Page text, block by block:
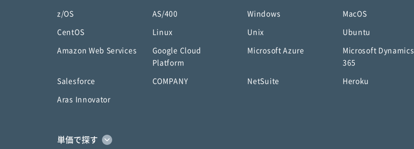
z/OS AS/400 Windows MacOS
CentOS Linux Unix Ubuntu
Amazon Web Services
Google Cloud
Platform
Microsoft Azure
Microsoft Dynamics
365
Salesforce COMPANY NetSuite Heroku
Aras Innovator
単価で探す